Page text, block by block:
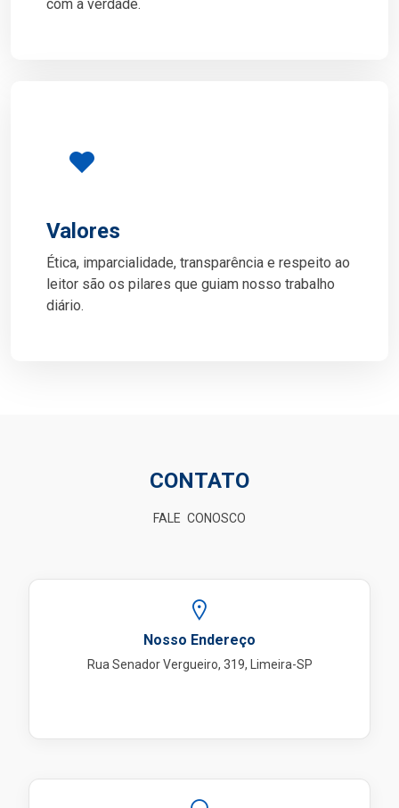
com a verdade.
Valores
Ética, imparcialidade, transparência e respeito ao
leitor são os pilares que guiam nosso trabalho
diário.
CONTATO
FALE CONOSCO
Nosso Endereço
Rua Senador Vergueiro, 319, Limeira-SP